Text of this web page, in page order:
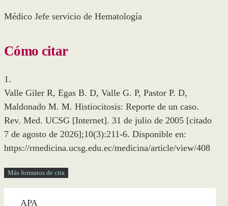
Médico Jefe servicio de Hematología
Cómo citar
1.
Valle Giler R, Egas B. D, Valle G. P, Pastor P. D,
Maldonado M. M. Histiocitosis: Reporte de un caso.
Rev. Med. UCSG [Internet]. 31 de julio de 2005 [citado
7 de agosto de 2026];10(3):211-6. Disponible en:
https://rmedicina.ucsg.edu.ec/medicina/article/view/408
Más formatos de cita
APA